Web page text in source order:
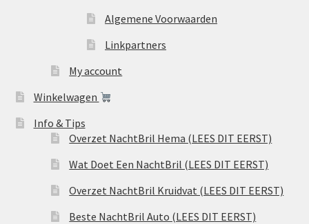
Algemene Voorwaarden
Linkpartners
My account
Winkelwagen
Info & Tips
Overzet NachtBril Hema (LEES DIT EERST)
Wat Doet Een NachtBril (LEES DIT EERST)
Overzet NachtBril Kruidvat (LEES DIT EERST)
Beste NachtBril Auto (LEES DIT EERST)